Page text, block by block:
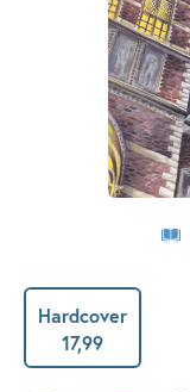
Hardcover
17,99